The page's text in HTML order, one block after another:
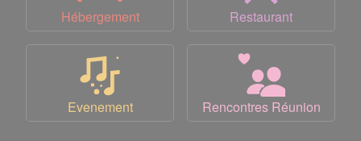
Hébergement Restaurant
Evenement Rencontres Réunion